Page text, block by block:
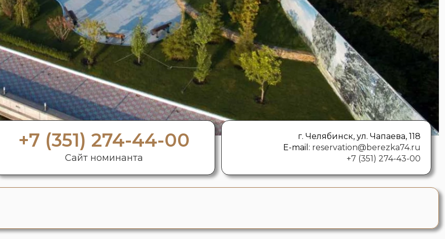
+7 (351) 274-44-00
Сайт номинанта
г. Челябинск, ул. Чапаева, 118
E-mail: reservation@berezka74.ru
+7 (351) 274-43-00